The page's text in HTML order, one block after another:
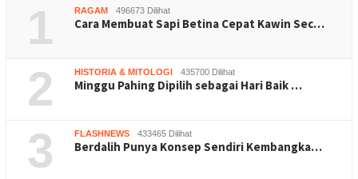
1 RAGAM 496673 Dilihat
Cara Membuat Sapi Betina Cepat Kawin Sec…
2 HISTORIA & MITOLOGI 435700 Dilihat
Minggu Pahing Dipilih sebagai Hari Baik …
3 FLASHNEWS 433465 Dilihat
Berdalih Punya Konsep Sendiri Kembangka…